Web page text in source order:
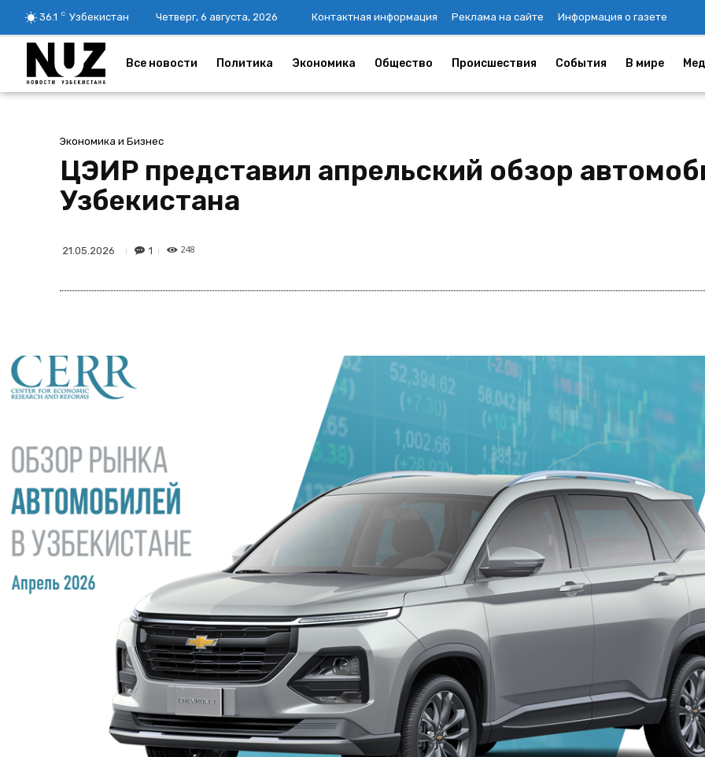
36.1 C Узбекистан Четверг, 6 августа, 2026 Контактная информация Реклама на сайте Информация о газете
Все новости Политика Экономика Общество Происшествия События В мире
Экономика и Бизнес
ЦЭИР представил апрельский обзор
Узбекистана
21.05.2026 1 248